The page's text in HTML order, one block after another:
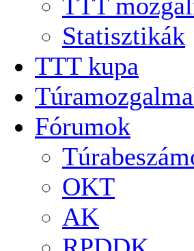
Statisztikák
TTT kupa
Fórumok
OKT
AK